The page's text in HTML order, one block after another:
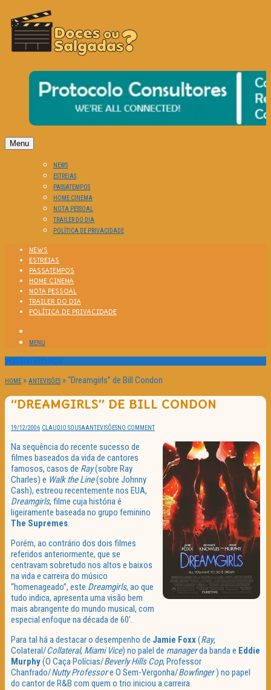
DOCES OU SALGADAS?
O Cinema? Uma Paixão!!
Menu
NEWS
ESTREIAS
PASSATEMPOS
HOME CINEMA
NOTA PESSOAL
TRAILER DO DIA
POLÍTICA DE PRIVACIDADE
NEWS
ESTREIAS
PASSATEMPOS
HOME CINEMA
NOTA PESSOAL
TRAILER DO DIA
POLÍTICA DE PRIVACIDADE
MENU
Passatempos
HOME » ANTEVISÕES »“Dreamgirls” de Bill Condon
“DREAMGIRLS” DE BILL CONDON
19/12/2006 CLAUDIO SOUSAANTEVISÕESNO COMMENT
Na sequência do recente sucesso de
filmes baseados da vida de cantores
famosos, casos de Ray(sobre Ray
Charles) e Walk the Line(sobre Johnny
Cash), estreou recentemente nos EUA,
Dreamgirls, filme cuja história é
ligeiramente baseada no grupo feminino
The Supremes.
Porém, ao contrário dos dois filmes
referidos anteriormente, que se
centravam sobretudo nos altos e baixos
na vida e carreira do músico
“homenageado”, este Dreamgirls, ao que
tudo indica, apresenta uma visão bem
mais abrangente do mundo musical, com
especial enfoque na década de 60′.
Para tal há a destacar o desempenho de Jamie Foxx(Ray,
Colateral/Collateral, Miami Vice) no palel de managerda banda e Eddie
Murphy(O Caça Polícias/Beverly Hills Cop, Professor
Chanfrado/Nutty Professore O Sem-Vergonha/Bowfinger) no papel
do cantor de R&B com quem o trio iniciou a carreira.